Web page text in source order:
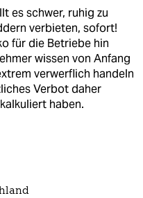
es schwer, ruhig zu
verbieten, sofort!
für die Betriebe hin
wissen von Anfang
verwerflich handeln
Verbot daher
haben.